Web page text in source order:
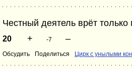
Честный деятель врёт только
20 + -7 –
Обсудить Поделиться Цирк с унылыми